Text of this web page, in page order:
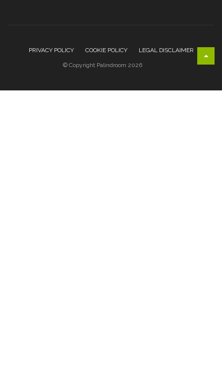
PRIVACY POLICY COOKIE POLICY LEGAL DISCLAIMER
© Copyright Palindroom 2026